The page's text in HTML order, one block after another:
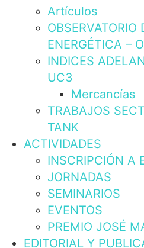
Artículos
OBSERVATORIO
ENERGÉTICA –
INDICES
UC3
Mercancías
TRABAJOS
TANK
ACTIVIDADES
INSCRIPCIÓN A
JORNADAS
SEMINARIOS
EVENTOS
PREMIO JOSÉ
EDITORIAL Y